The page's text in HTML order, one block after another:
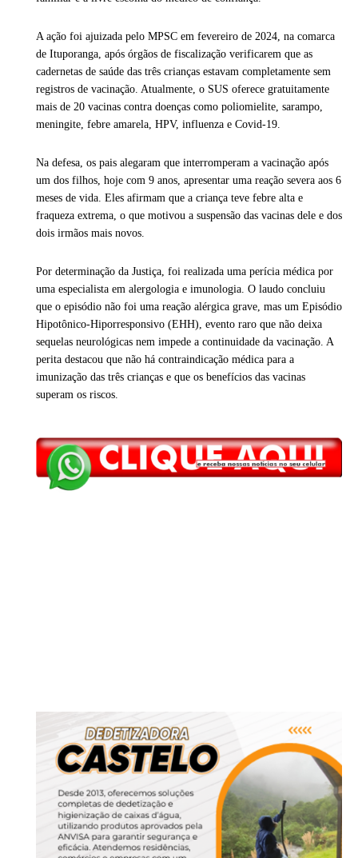
A ação foi ajuizada pelo MPSC em fevereiro de 2024, na comarca
de Ituporanga, após órgãos de fiscalização verificarem que as
cadernetas de saúde das três crianças estavam completamente sem
registros de vacinação. Atualmente, o SUS oferece gratuitamente
mais de 20 vacinas contra doenças como poliomielite, sarampo,
meningite, febre amarela, HPV, influenza e Covid-19.
Na defesa, os pais alegaram que interromperam a vacinação após
um dos filhos, hoje com 9 anos, apresentar uma reação severa aos 6
meses de vida. Eles afirmam que a criança teve febre alta e
fraqueza extrema, o que motivou a suspensão das vacinas dele e dos
dois irmãos mais novos.
Por determinação da Justiça, foi realizada uma perícia médica por
uma especialista em alergologia e imunologia. O laudo concluiu
que o episódio não foi uma reação alérgica grave, mas um Episódio
Hipotônico-Hiporresponsivo (EHH), evento raro que não deixa
sequelas neurológicas nem impede a continuidade da vacinação. A
perita destacou que não há contraindicação médica para a
imunização das três crianças e que os benefícios das vacinas
superam os riscos.